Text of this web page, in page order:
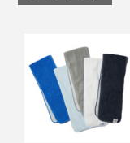
薬品などで生地
造上の工夫でひ
ラ。他と比べて
つき感がありませ
接触冷感のQ-
の、ひんやり感